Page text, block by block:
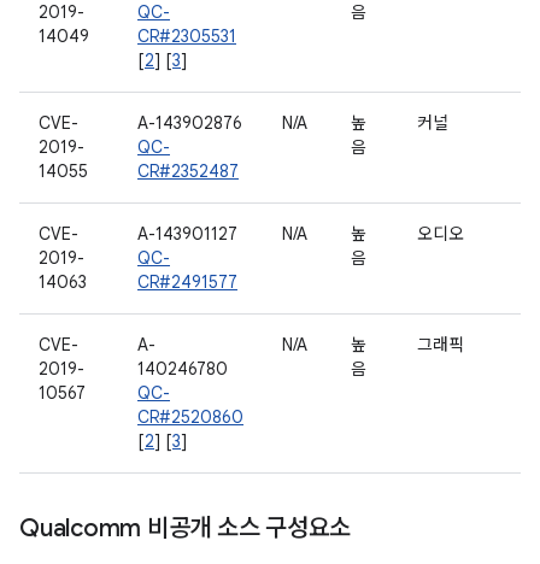
2019-
14049
QC-
CR#2305531
[2] [3]
음
CVE-
2019-
14055
A-143902876
QC-
CR#2352487
N/A
높
음
커널
CVE-
2019-
14063
A-143901127
QC-
CR#2491577
N/A
높
음
오디오
CVE-
2019-
10567
A-
140246780
QC-
CR#2520860
[2] [3]
N/A
높
음
그래픽
Qualcomm 비공개 소스 구성요소